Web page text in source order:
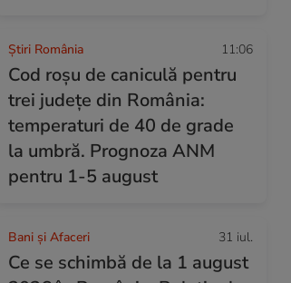
Știri România 11:06
Cod roșu de caniculă pentru
trei județe din România:
temperaturi de 40 de grade
la umbră. Prognoza ANM
pentru 1-5 august
Bani și Afaceri 31 iul.
Ce se schimbă de la 1 august